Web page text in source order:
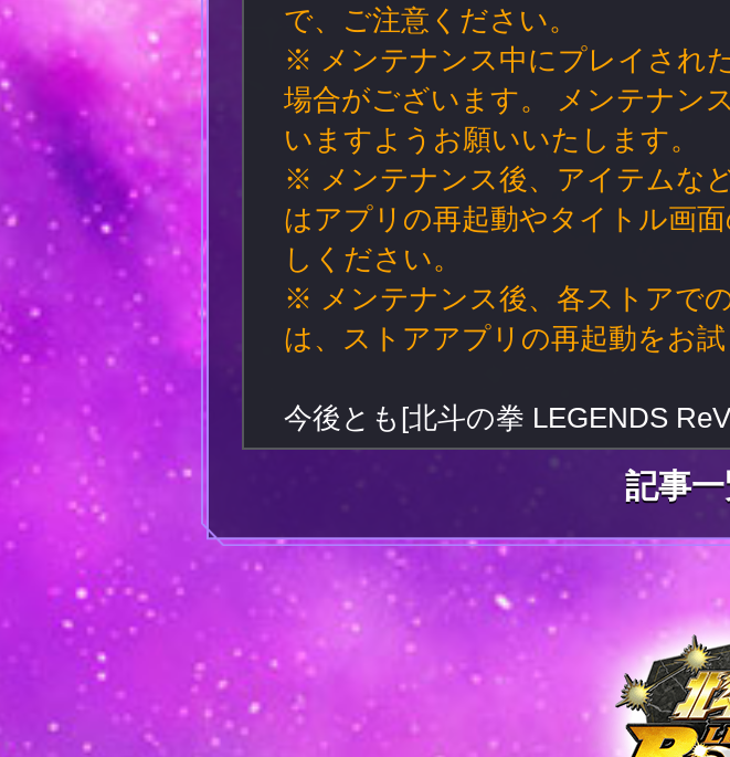
で、ご注意ください。
※ メンテナンス中にプレイされ
場合がございます。 メンテナン
いますようお願いいたします。
※ メンテナンス後、アイテムな
はアプリの再起動やタイトル画
しください。
※ メンテナンス後、各ストアで
は、ストアアプリの再起動をお試
今後とも[北斗の拳 LEGENDS
記事